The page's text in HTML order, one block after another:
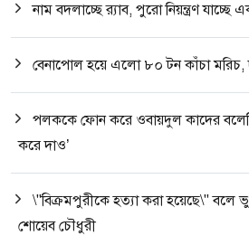
নাম বদলাচ্ছে র‌্যাব, পুরো নিয়ন্ত্রণ যাচ্ছে
বেনাপোল হয়ে এলো ৮০ টন কাঁচা মরিচ,
পলককে ফোন করে ওবায়দুল কাদের
করে দাও’
\"বিক্রমপুরীকে হত্যা করা হয়েছে\" বলে
শোয়েব চৌধুরী